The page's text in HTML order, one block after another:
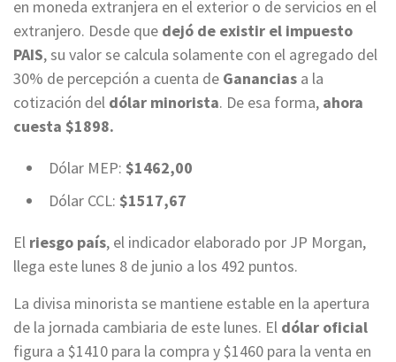
en moneda extranjera en el exterior o de servicios en el
extranjero. Desde que dejó de existir el impuesto
PAIS, su valor se calcula solamente con el agregado del
30% de percepción a cuenta de Ganancias a la
cotización del dólar minorista. De esa forma, ahora
cuesta $1898.
Dólar MEP: $1462,00
Dólar CCL: $1517,67
El riesgo país, el indicador elaborado por JP Morgan,
llega este lunes 8 de junio a los 492 puntos.
La divisa minorista se mantiene estable en la apertura
de la jornada cambiaria de este lunes. El dólar oficial
figura a $1410 para la compra y $1460 para la venta en